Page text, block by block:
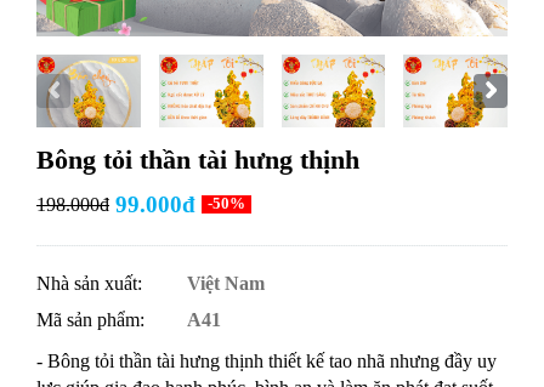
Bông tỏi thần tài hưng thịnh
198.000đ 99.000đ -50%
Nhà sản xuất:
Việt Nam
Mã sản phẩm:
A41
- Bông tỏi thần tài hưng thịnh thiết kế tao nhã nhưng đầy uy